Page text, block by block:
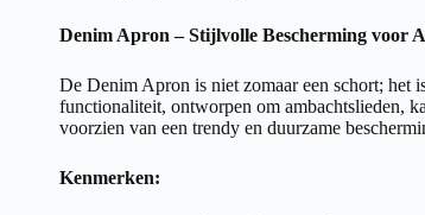
Denim Apron – Stijlvolle Bescherming voor
De Denim Apron is niet zomaar een schort; het
functionaliteit, ontworpen om ambachtslieden,
voorzien van een trendy en duurzame
Kenmerken: